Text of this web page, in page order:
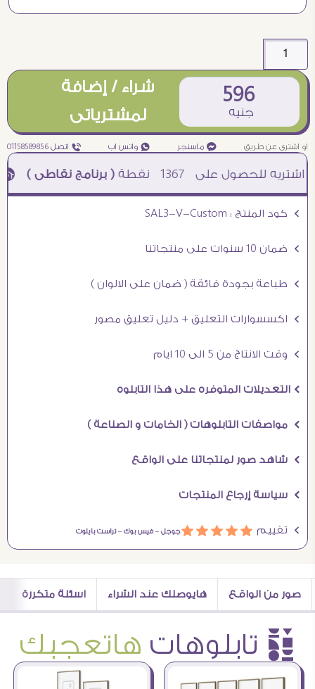
596
جنيه
شراء / إضافة
لمشترياتى
او اشترى عن طريق ¥ ماسنجر ₧ واتس اب ƒ اتصل 01158589856
1367 نقطة ( برنامج نقاطى )à خصم 5% للعملاء الجدد à شحن مجانى عند الشراء ب 4000 جنيه à
Ö كود المنتج : SAL3-V-Custom
Ö ضمان 10 سنوات على منتجاتنا
Ö طباعة بجودة فائقة ( ضمان على الالوان )
Ö اكسسوارات التعليق + دليل تعليق مصور
Ö وقت الانتاج من 5 الى 10 ايام
Ö التعديلات المتوفره على هذا التابلوه
Ö مواصفات التابلوهات ( الخامات و الصناعة )
Ö شاهد صور لمنتجاتنا على الواقع
Ö سياسة إرجاع المنتجات
Ö تقييم áááááجوجل –فيس بوك –تراست بايلوت
صور من الواقع هايوصلك عند الشراء اسئلة متكررة
è تابلوهات هاتعجبك